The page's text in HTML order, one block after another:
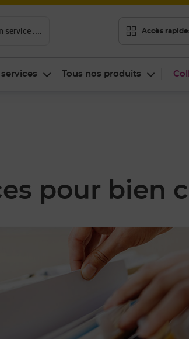
service .... Accès
services Tous nos produits
pour bien